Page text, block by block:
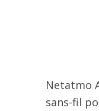
Netatmo
sans-fil